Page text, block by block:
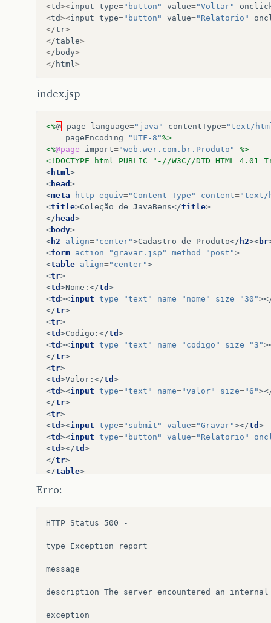
<td><input type="button" value="Voltar"
<td><input type="button" value="Relatorio"
</tr>
</table>
</ body>
</ html >
index.jsp
<%@ page language="java" contentType="text/
pageEncoding="UTF-8"%>
<%@page import="web.wer.com.br.Produto"
%>
<!DOCTYPE html PUBLIC "-//W3C//DTD HTML
< html>
< head >
<meta http-equiv="Content-Type" content="text/
<title>Coleção de JavaBens</title>
</ head >
<body>
< h2 align="center">Cadastro de Produto</ h2><br
<form action="gravar.jsp" method="post">
<table align="center">
<tr>
<td >Nome: </td >
<td ><input type="text" name="nome" size="30"
</tr>
<tr>
<td >Codigo: </td >
<td ><input type="text" name="codigo" size="3"
</tr>
<tr>
<td >Valor: </td >
<td ><input type="text" name="valor" size="6"
</tr>
<tr>
<td ><input type="submit" value="Gravar"></td >
<td ><input type="button" value="Relatorio"
<td ></td >
</tr>
</table>
</body
Erro:
HTTP Status 500 -
type Exception report
message
description The server encountered an internal
exception